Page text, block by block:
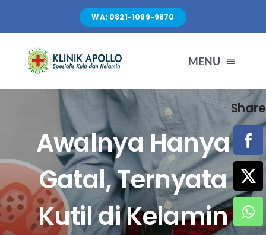
content
WA: 0821-1099-9870
MENU
TENTANG KAMI
LAYANAN
FASILITAS
ARTIKEL
Awalnya Hanya
Gatal, Ternyata
Kutil di Kelamin
Share